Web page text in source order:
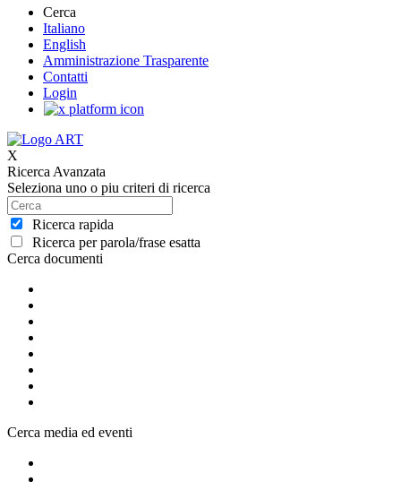
Cerca
Italiano
English
Amministrazione Trasparente
Contatti
Login
X
Ricerca Avanzata
Seleziona uno o piu criteri di ricerca
Ricerca rapida
Ricerca per parola/frase esatta
Cerca documenti
Cerca media ed eventi